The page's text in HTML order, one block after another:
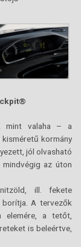
mint valaha – a
kormány
jól olvasható
az úton
ill. fekete
A tervezők
elemére, a tetőt,
is beleértve,